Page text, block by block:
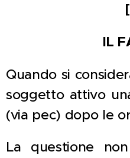
IL
Quando si
soggetto attivo
(via pec) dopo le
La questione